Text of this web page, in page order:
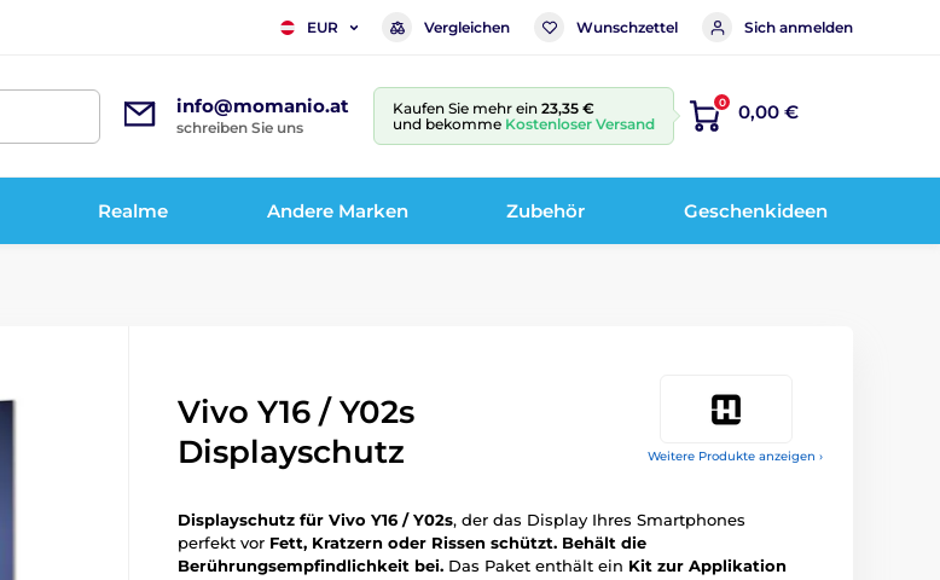
EUR Vergleichen Wunschzettel Sich anmelden
info@momanio.at
schreiben Sie uns
Kaufen Sie mehr ein 23,35 €
und bekomme Kostenloser Versand
0 0,00 €
Realme Andere Marken Zubehör Geschenkideen
Weitere Produkte anzeigen ›
Vivo Y16 / Y02s
Displayschutz
Displayschutz für Vivo Y16 / Y02s, der das Display Ihres Smartphones
perfekt vor Fett, Kratzern oder Rissen schützt. Behält die
Berührungsempfindlichkeit bei. Das Paket enthält ein Kit zur Applikation